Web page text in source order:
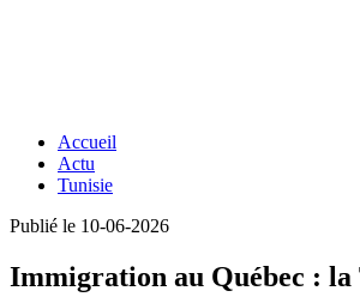
Accueil
Actu
Tunisie
Publié le 10-06-2026
Immigration au Québec : la